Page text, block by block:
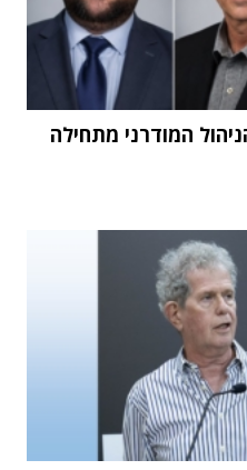
המודרני מתחילה